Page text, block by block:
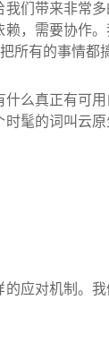
们带来非常
，需要协作
所有的事情都
么真正有可
髦的词叫云原
应对机制。